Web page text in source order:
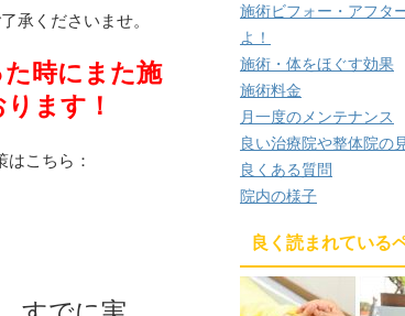
承くださいませ。
時にまた施
ます！
こちら：
施術ビフォー・アフタ
よ！
施術・体をほぐす効果
施術料金
月一度のメンテナンス
良い治療院や整体院の
良くある質問
院内の様子
良く読まれている